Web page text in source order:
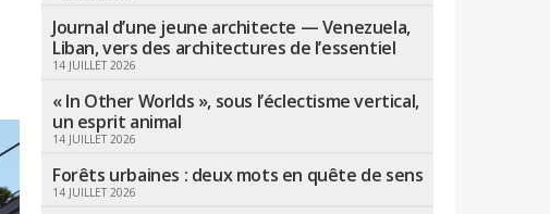
Journal d’une jeune architecte — Venezuela,
Liban, vers des architectures de l’essentiel
14 JUILLET 2026
« In Other Worlds », sous l’éclectisme vertical,
un esprit animal
14 JUILLET 2026
Forêts urbaines : deux mots en quête de sens
14 JUILLET 2026